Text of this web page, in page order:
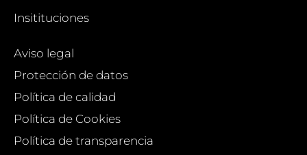
Insitituciones
Aviso legal
Protección de datos
Política de calidad
Política de Cookies
Política de transparencia